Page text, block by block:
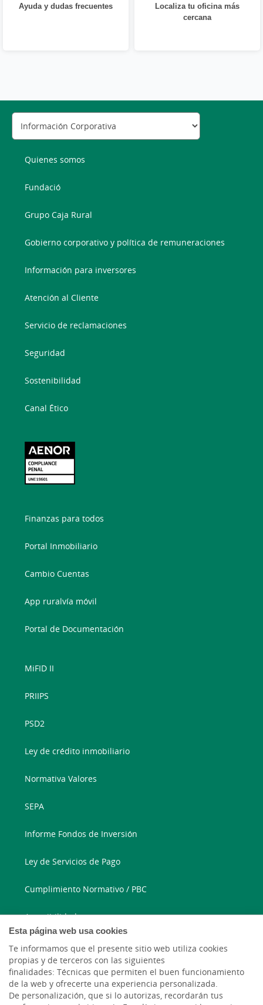
Esta página web usa cookies
Te informamos que el presente sitio web utiliza cookies
propias y de terceros con las siguientes
finalidades: Técnicas que permiten el buen funcionamiento
de la web y ofrecerte una experiencia personalizada.
De personalización, que si lo autorizas, recordarán tus
Ayuda y dudas frecuentes
Localiza tu oficina más
cercana
Quienes somos
Fundació
Grupo Caja Rural
Gobierno corporativo y política de remuneraciones
Información para inversores
Atención al Cliente
Servicio de reclamaciones
Seguridad
Sostenibilidad
Canal Ético
Finanzas para todos
Portal Inmobiliario
Cambio Cuentas
App ruralvía móvil
Portal de Documentación
MiFID II
PRIIPS
PSD2
Ley de crédito inmobiliario
Normativa Valores
SEPA
Informe Fondos de Inversión
Ley de Servicios de Pago
Cumplimiento Normativo / PBC
Accesibilidad
913 346 780
Correo electrónico